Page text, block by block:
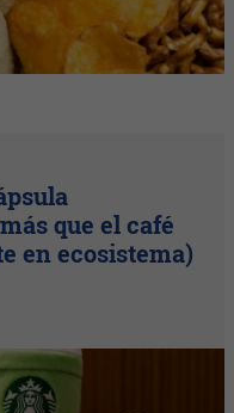
que el café
en ecosistema)